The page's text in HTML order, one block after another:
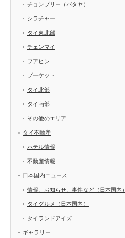
チョンブリー（パタヤ）
シラチャー
タイ東北部
チェンマイ
フアヒン
プーケット
タイ北部
タイ南部
その他のエリア
タイ不動産
ホテル情報
不動産情報
日本国内ニュース
情報、お知らせ、事件など（日本国内）
タイグルメ（日本国内）
タイランドアイズ
ギャラリー